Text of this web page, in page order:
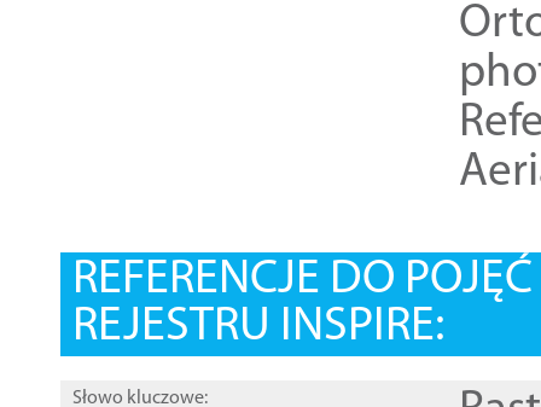
REFERENCJE DO
REJESTRU INSPIRE:
Słowo kluczowe: